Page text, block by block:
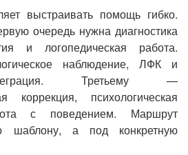
выстраивать помощь гибко.
очередь нужна диагностика
и логопедическая работа.
наблюдение, ЛФК и
Третьему —
коррекция, психологическая
с поведением. Маршрут
шаблону, а под конкретную